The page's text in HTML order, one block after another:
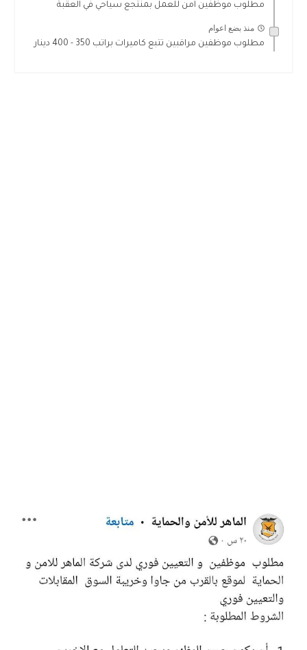
مطلوب موظفين امن للعمل بمنتجع سياحي في العقبة
منذ بضع اعوام
مطلوب موظفين مراقبين تتبع كاميرات براتب 350 - 400 دينار